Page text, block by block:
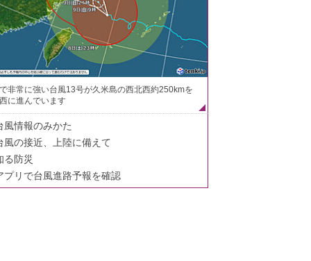
非常に強い台風13号が久米島の西北西約250kmを
に進んでいます
風情報のみかた
風の接近、上陸に備えて
る防災
プリで台風進路予報を確認